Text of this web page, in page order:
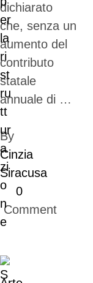
dichiarato
che, senza un
aumento del
contributo
statale
annuale di …
By
Cinzia
Siracusa
0
Comment